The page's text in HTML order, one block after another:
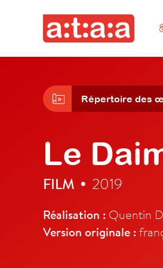
Répertoire des
Le
FILM • 2019
Réalisation : Quentin
Version originale :